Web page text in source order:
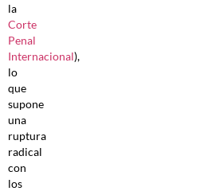
la
Corte
Penal
Internacional),
lo
que
supone
una
ruptura
radical
con
los